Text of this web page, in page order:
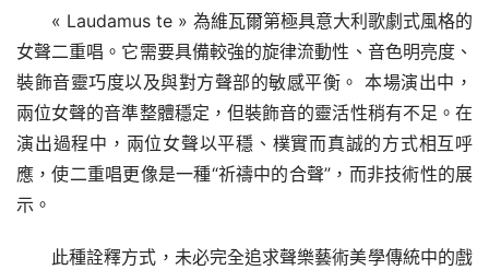
« Laudamus te » 為維瓦爾第極具意大利歌劇式風格的
女聲二重唱。它需要具備較強的旋律流動性、音色明亮度、
裝飾音靈巧度以及與對方聲部的敏感平衡。 本場演出中，
兩位女聲的音準整體穩定，但裝飾音的靈活性稍有不足。在
演出過程中，兩位女聲以平穩、樸實而真誠的方式相互呼
應，使二重唱更像是一種“祈禱中的合聲”，而非技術性的展
示。
此種詮釋方式，未必完全追求聲樂藝術美學傳統中的戲